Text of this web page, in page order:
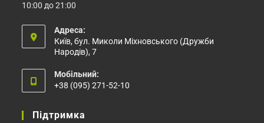
10:00 до 21:00
Адреса:
Київ, бул. Миколи Міхновського (Дружби
Народів), 7
Мобільний:
+38 (095) 271-52-10
у
Підтримка